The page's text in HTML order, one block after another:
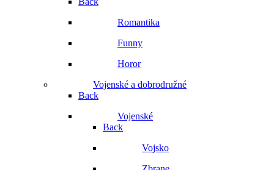
Romantika
Funny
Horor
Vojenské a dobrodružné
Back
Vojenské
Back
Vojsko